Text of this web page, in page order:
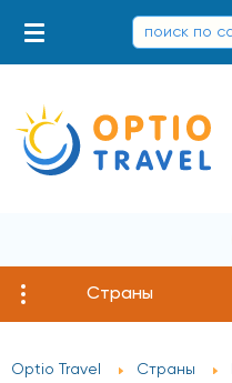
Страны
Optio Travel Страны